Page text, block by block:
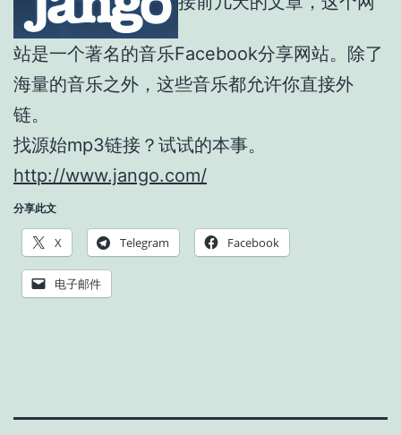
站是一个著名的音乐Facebook分享网站。除了
海量的音乐之外，这些音乐都允许你直接外
链。
找源始mp3链接？试试的本事。
http://www.jango.com/
分享此文
X Telegram Facebook
电子邮件